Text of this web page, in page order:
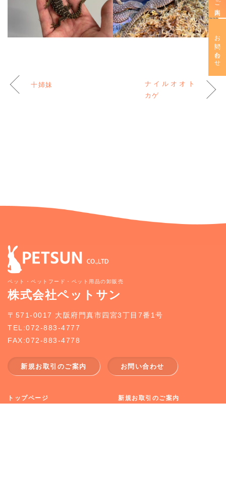
十姉妹
ナイルオオト
カゲ
ペット・ペットフード・ペット用品の卸販売
株式会社ペットサン
〒571-0017 大阪府門真市四宮3丁目7番1号
TEL:072-883-4777
FAX:072-883-4778
新規お取引のご案内 お問い合わせ
トップページ 新規お取引のご案内
お問い合わせ